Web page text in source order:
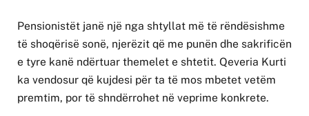
Pensionistët janë një nga shtyllat më të rëndësishme
të shoqërisë sonë, njerëzit që me punën dhe sakrificën
e tyre kanë ndërtuar themelet e shtetit. Qeveria Kurti
ka vendosur që kujdesi për ta të mos mbetet vetëm
premtim, por të shndërrohet në veprime konkrete.